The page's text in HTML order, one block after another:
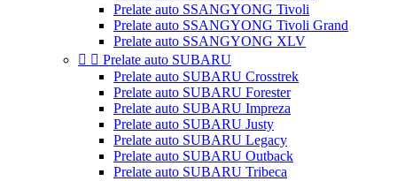
Prelate auto SSANGYONG Tivoli
Prelate auto SSANGYONG Tivoli Grand
Prelate auto SSANGYONG XLV
  Prelate auto SUBARU
Prelate auto SUBARU Crosstrek
Prelate auto SUBARU Forester
Prelate auto SUBARU Impreza
Prelate auto SUBARU Justy
Prelate auto SUBARU Legacy
Prelate auto SUBARU Outback
Prelate auto SUBARU Tribeca